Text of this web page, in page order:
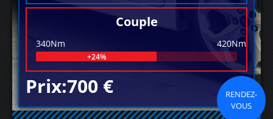
Couple
340Nm 420Nm
+24%
Prix:700 €
RENDEZ-
VOUS